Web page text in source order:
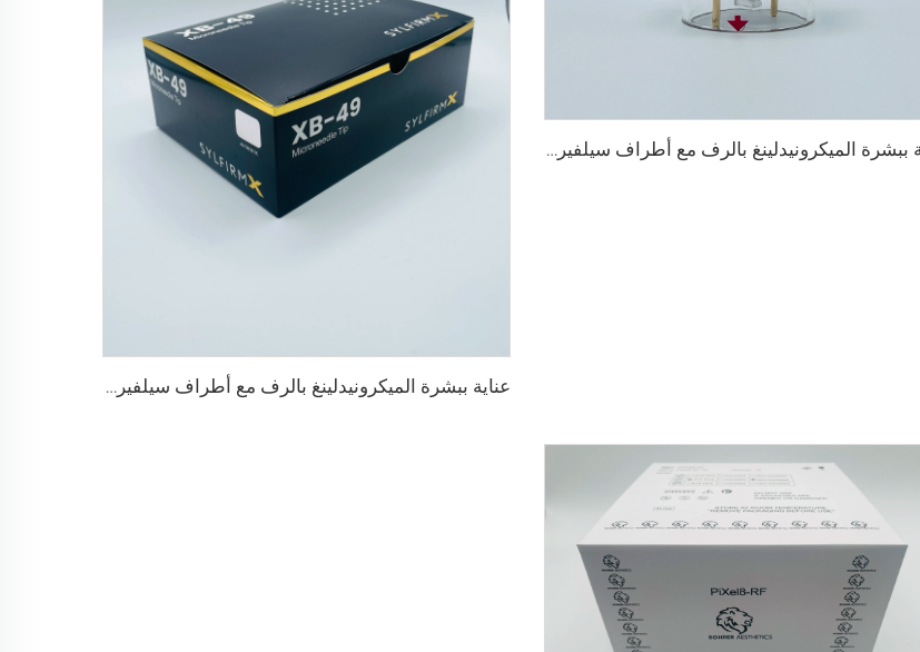
عناية ببشرة الميكرونيدلينغ بالرف مع أطراف سيلفيروم X X-25
عناية ببشرة الميكرونيدلينغ بالرف مع أطراف سيلفيروم X XB-49